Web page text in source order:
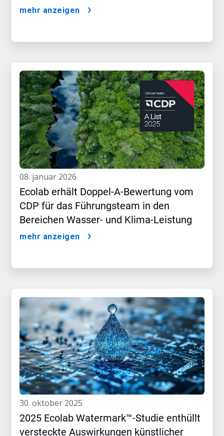
mehr anzeigen
08. januar 2026
Ecolab erhält Doppel-A-Bewertung vom
CDP für das Führungsteam in den
Bereichen Wasser- und Klima-Leistung
mehr anzeigen
30. oktober 2025
2025 Ecolab Watermark™-Studie enthüllt
versteckte Auswirkungen künstlicher